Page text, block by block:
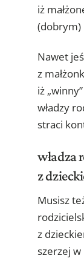
iż
(dobrym)
Nawet
z
iż
władzy
straci
władza
z
Musisz
z
szerzej